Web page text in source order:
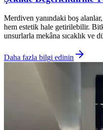
Merdiven yanındaki boş
hem estetik hale getirilebilir.
unsurlarla mekâna sıcaklık ve
Daha fazla bilgi edinin